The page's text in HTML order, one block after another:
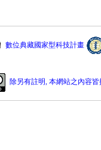
數位典藏國家型科技計畫
除另有註明, 本網站之內容